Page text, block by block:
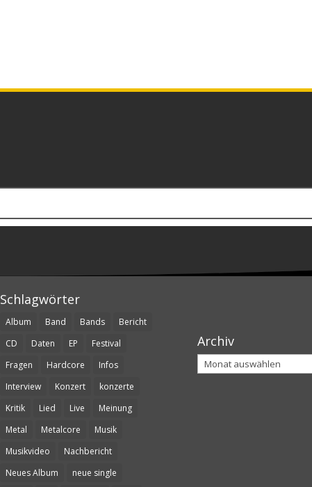
Schlagwörter
Album Band Bands
Bericht
CD
Daten EP
Festival
Fragen
Hardcore
Infos
Interview
Konzert
konzerte
Kritik
Lied Live
Meinung
Metal
Metalcore
Musik
Musikvideo
Nachbericht
Neues Album
neue single
Archiv
Archiv